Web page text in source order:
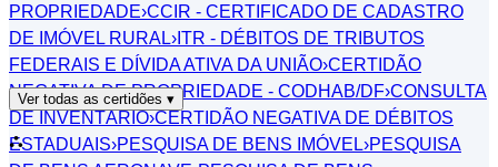
PROPRIEDADE›CCIR - CERTIFICADO DE CADASTRO
DE IMÓVEL RURAL› ITR - DÉBITOS DE TRIBUTOS
FEDERAIS E DÍVIDA ATIVA DA UNIÃO›CERTIDÃO
NEGATIVA DE PROPRIEDADE - CODHAB/DF›CONSULTA
DE INVENTÁRIO›CERTIDÃO NEGATIVA DE DÉBITOS
ESTADUAIS›PESQUISA DE BENS IMÓVEL›PESQUISA
Ver todas as certidões ▾
⛬